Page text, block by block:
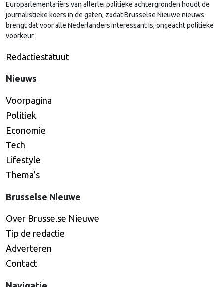
Europarlementariërs van allerlei politieke achtergronden houdt de
journalistieke koers in de gaten, zodat Brusselse Nieuwe nieuws
brengt dat voor alle Nederlanders interessant is, ongeacht politieke
voorkeur.
Redactiestatuut
Nieuws
Voorpagina
Politiek
Economie
Tech
Lifestyle
Thema’s
Brusselse Nieuwe
Over Brusselse Nieuwe
Tip de redactie
Adverteren
Contact